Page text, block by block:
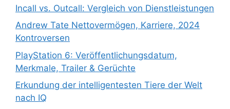
Incall vs. Outcall: Vergleich von Dienstleistungen
Andrew Tate Nettovermögen, Karriere, 2024
Kontroversen
PlayStation 6: Veröffentlichungsdatum,
Merkmale, Trailer & Gerüchte
Erkundung der intelligentesten Tiere der Welt
nach IQ